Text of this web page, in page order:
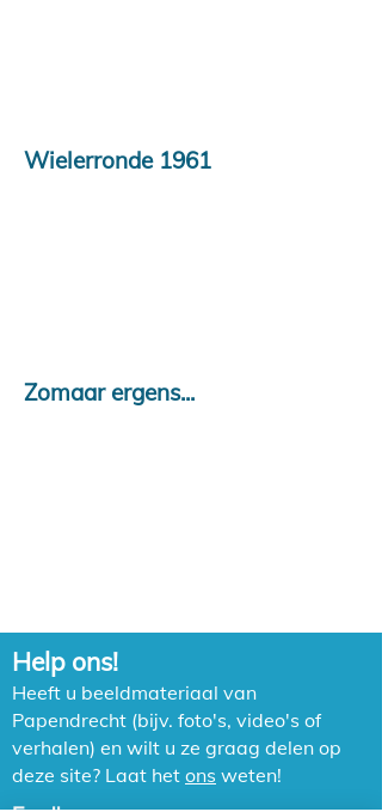
Wielerronde 1961
Zomaar ergens...
Help ons!
Heeft u beeldmateriaal van
Papendrecht (bijv. foto's, video's of
verhalen) en wilt u ze graag delen op
deze site? Laat het ons weten!